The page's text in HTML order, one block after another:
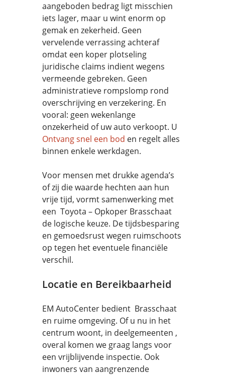
aangeboden bedrag ligt misschien
iets lager, maar u wint enorm op
gemak en zekerheid. Geen
vervelende verrassing achteraf
omdat een koper plotseling
juridische claims indient wegens
vermeende gebreken. Geen
administratieve rompslomp rond
overschrijving en verzekering. En
vooral: geen wekenlange
onzekerheid of uw auto verkoopt. U
Ontvang snel een bod en regelt alles
binnen enkele werkdagen.
Voor mensen met drukke agenda’s
of zij die waarde hechten aan hun
vrije tijd, vormt samenwerking met
een Toyota – Opkoper Brasschaat
de logische keuze. De tijdsbesparing
en gemoedsrust wegen ruimschoots
op tegen het eventuele financiële
verschil.
Locatie en Bereikbaarheid
EM AutoCenter bedient Brasschaat
en ruime omgeving. Of u nu in het
centrum woont, in deelgemeenten ,
overal komen we graag langs voor
een vrijblijvende inspectie. Ook
inwoners van aangrenzende